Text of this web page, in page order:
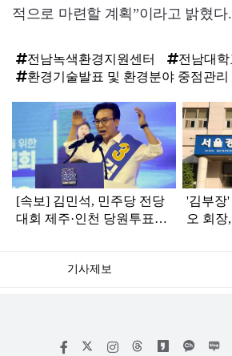
적으로 마련할 계획”이라고 밝혔다.
전남녹색환경지원센터
전남대학
환경기술발표 및 환경분야 중점관리
인
[속보] 김민석, 민주당 전당
대회 제주·인천 당원투표서
'김부장'
오 회장
기사제보
페
인